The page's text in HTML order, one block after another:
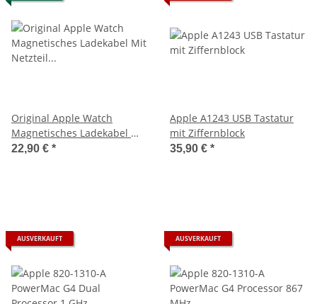
Original Apple Watch
Magnetisches Ladekabel Mit
Netzteil Series 1 2 3 4 5 6 7
22,90 € *
Apple A1243 USB Tastatur
mit Ziffernblock
35,90 € *
AUSVERKAUFT AUSVERKAUFT